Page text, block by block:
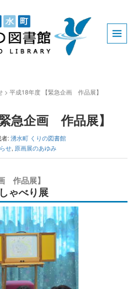
> 平成18年度 【緊急企画 作品展】
急企画 作品展】
者:湧水町 くりの図書館
せ, 原画展のあゆみ
作品展】
ゃべり展